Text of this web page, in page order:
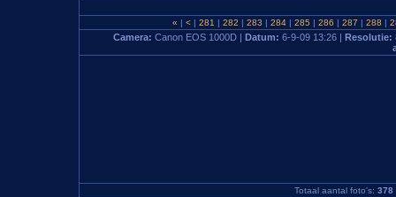
« | < | 281 | 282 | 283 | 284 | 285 | 286 | 287 | 288 |
Camera: Canon EOS 1000D | Datum: 6-9-09 13:26 | Resolutie:
Totaal aantal foto's: 378